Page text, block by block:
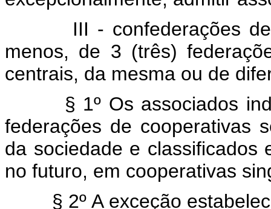
III - confederações de
menos, de 3 (três)
centrais, da mesma ou de
§ 1º Os associados
federações de cooperativas
da sociedade e classificados
no futuro, em cooperativas
§ 2º A exceção